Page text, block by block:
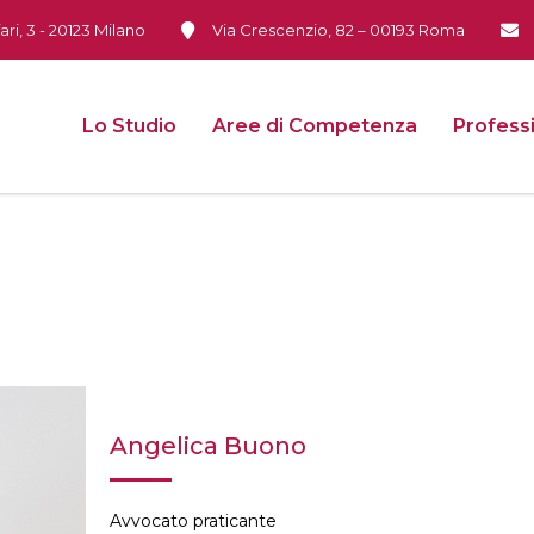
3 - 20123 Milano Via Crescenzio, 82 – 00193 Roma
Lo Studio Aree di Competenza
Angelica Buono
Avvocato praticante